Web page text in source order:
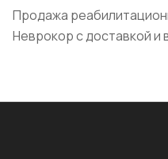
Продажа
Неврокор с доставкой и